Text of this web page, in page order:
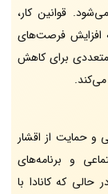
قوانین کار،
افزایش فرصت‌های
متعددی برای کاهش
و حمایت از اقشار
و برنامه‌های
حالی که کانادا با